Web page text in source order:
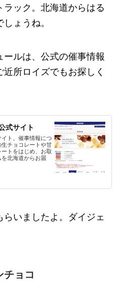
ラック。北海道からはる
ょうね。
ールは、公式の催事情報
所ロイズでもお探しく
式サイト
ト。催事情報につ
チョコレートや甘
トをはじめ、お取
北海道からお届
いましたよ。ダイジェ
ョコ